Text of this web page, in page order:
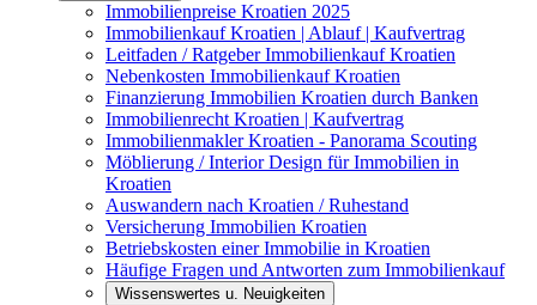
Immobilienpreise Kroatien 2025
Immobilienkauf Kroatien | Ablauf | Kaufvertrag
Leitfaden / Ratgeber Immobilienkauf Kroatien
Nebenkosten Immobilienkauf Kroatien
Finanzierung Immobilien Kroatien durch Banken
Immobilienrecht Kroatien | Kaufvertrag
Immobilienmakler Kroatien - Panorama Scouting
Möblierung / Interior Design für Immobilien in
Kroatien
Auswandern nach Kroatien / Ruhestand
Versicherung Immobilien Kroatien
Betriebskosten einer Immobilie in Kroatien
Häufige Fragen und Antworten zum Immobilienkauf
Wissenswertes u. Neuigkeiten